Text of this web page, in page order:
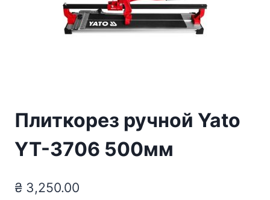
Плиткорез ручной Yato
YT-3706 500мм
₴ 3,250.00